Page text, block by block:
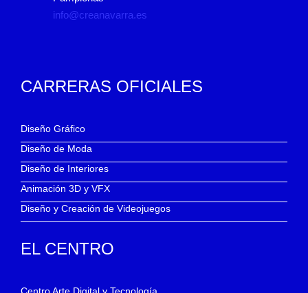
info@creanavarra.es
CARRERAS OFICIALES
Diseño Gráfico
Diseño de Moda
Diseño de Interiores
Animación 3D y VFX
Diseño y Creación de Videojuegos
EL CENTRO